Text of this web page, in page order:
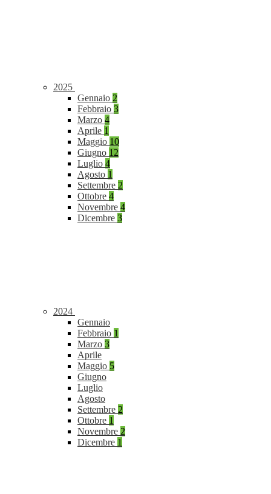
2025
Gennaio 2
Febbraio 3
Marzo 4
Aprile 1
Maggio 10
Giugno 12
Luglio 4
Agosto 1
Settembre 2
Ottobre 4
Novembre 4
Dicembre 3
2024
Gennaio
Febbraio 1
Marzo 3
Aprile
Maggio 5
Giugno
Luglio
Agosto
Settembre 2
Ottobre 1
Novembre 2
Dicembre 1